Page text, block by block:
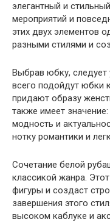
элегантный и
мероприятий и
этих двух элементов
разными стилями и
Выбрав юбку, следует
всего подойдут юбки
придают образу
также имеет
модность и
нотку романтики и
Сочетание белой
классикой жанра.
фигуры и создаст
завершения этого
высоком каблуке и